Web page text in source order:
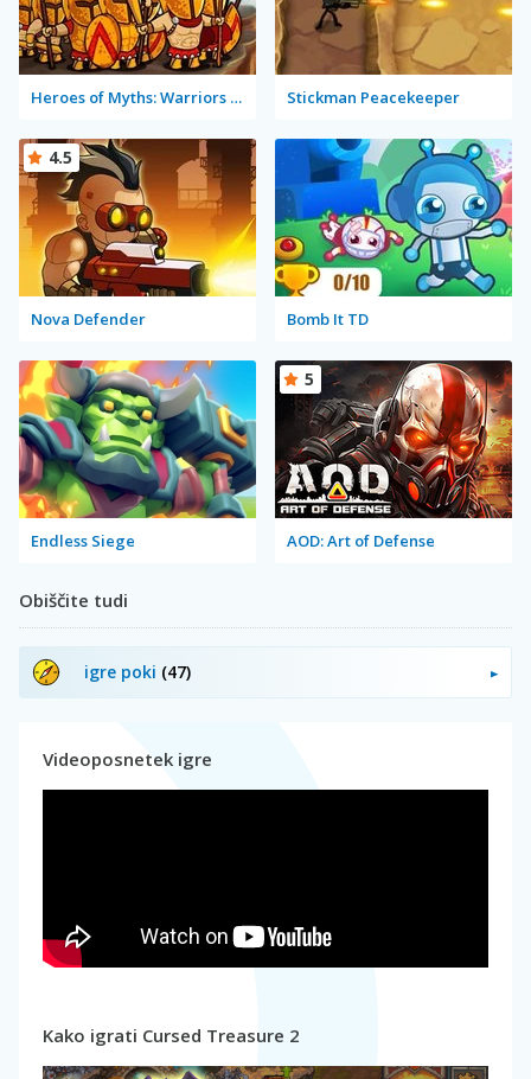
Heroes of Myths: Warriors of Gods Stickman Peacekeeper
Nova Defender
4.5
Bomb It TD
Endless Siege AOD: Art of Defense
5
Obiščite tudi
igre poki (47)
Videoposnetek igre
Kako igrati Cursed Treasure 2